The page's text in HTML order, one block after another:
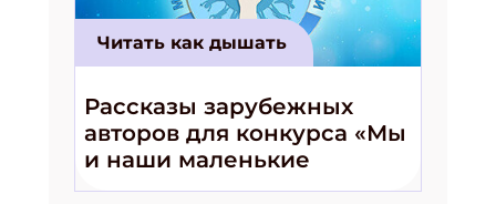
Читать как дышать
Рассказы зарубежных
авторов для конкурса «Мы
и наши маленькие
волшебники!»
Подпишись на рассылку
Получи электронный "Классный журнал" в
подарок!